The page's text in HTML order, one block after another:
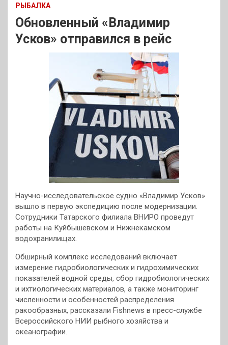
РЫБАЛКА
Обновленный «Владимир
Усков» отправился в рейс
Научно-исследовательское судно «Владимир Усков»
вышло в первую экспедицию после модернизации.
Сотрудники Татарского филиала ВНИРО проведут
работы на Куйбышевском и Нижнекамском
водохранилищах.
Обширный комплекс исследований включает
измерение гидробиологических и гидрохимических
показателей водной среды, сбор гидробиологических
и ихтиологических материалов, а также мониторинг
численности и особенностей распределения
ракообразных, рассказали Fishnews в пресс-службе
Всероссийского НИИ рыбного хозяйства и
океанографии.